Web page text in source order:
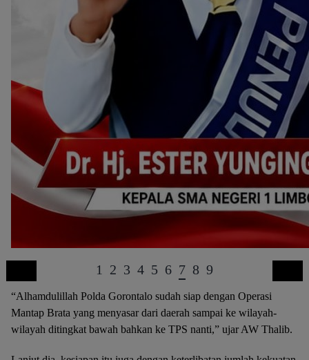
1 2 3 4 5 6 7 8 9
“Alhamdulillah Polda Gorontalo sudah siap dengan Operasi
Mantap Brata yang menyasar dari daerah sampai ke wilayah-
wilayah ditingkat bawah bahkan ke TPS nanti,” ujar AW Thalib.